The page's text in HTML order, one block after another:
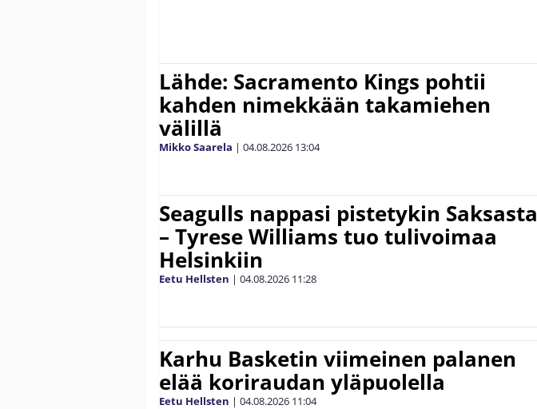
Lähde: Sacramento Kings pohtii
kahden nimekkään takamiehen
välillä
Mikko Saarela | 04.08.2026 13:04
Seagulls nappasi pistetykin Saksasta
– Tyrese Williams tuo tulivoimaa
Helsinkiin
Eetu Hellsten | 04.08.2026 11:28
Karhu Basketin viimeinen palanen
elää koriraudan yläpuolella
Eetu Hellsten | 04.08.2026 11:04